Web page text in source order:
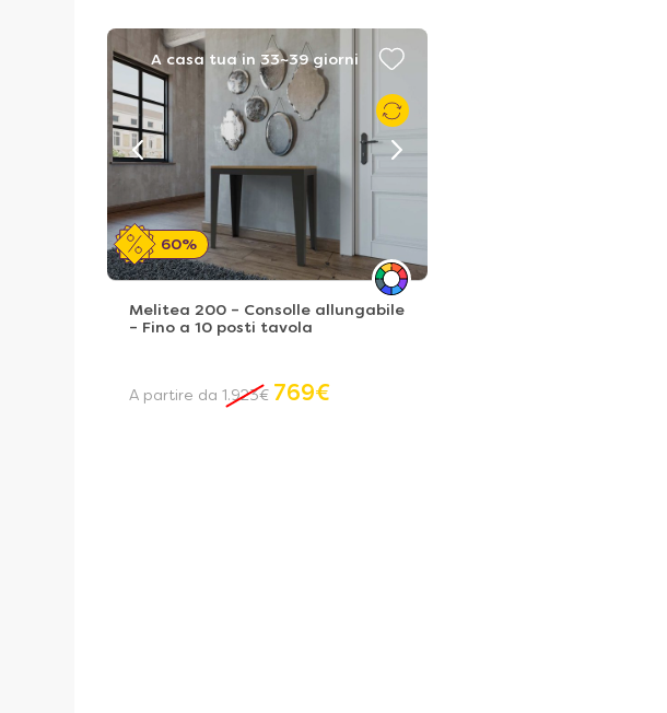
A casa tua in 33~39 giorni
60%
Melitea 200 – Consolle allungabile
– Fino a 10 posti tavola
A partire da 1.923€ 769€